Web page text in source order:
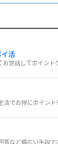
イ活
お世話してポイント